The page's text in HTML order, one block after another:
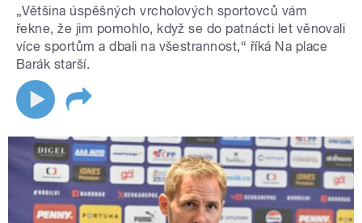
„Většina úspěšných vrcholových sportovců vám
řekne, že jim pomohlo, když se do patnácti let věnovali
více sportům a dbali na všestrannost,“ říká Na place
Barák starší.